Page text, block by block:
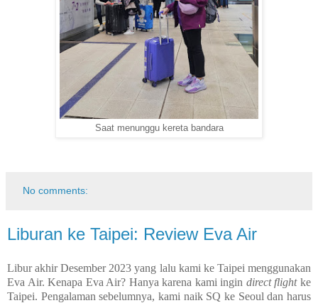
Saat menunggu kereta bandara
No comments:
Liburan ke Taipei: Review Eva Air
Libur akhir Desember 2023 yang lalu kami ke Taipei menggunakan
Eva Air. Kenapa Eva Air? Hanya karena kami ingin direct flightke
Taipei. Pengalaman sebelumnya, kami naik SQ ke Seoul dan harus